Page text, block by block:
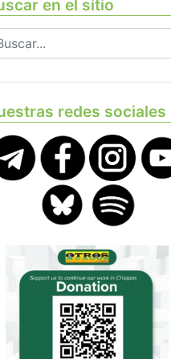
en el sitio
redes sociales